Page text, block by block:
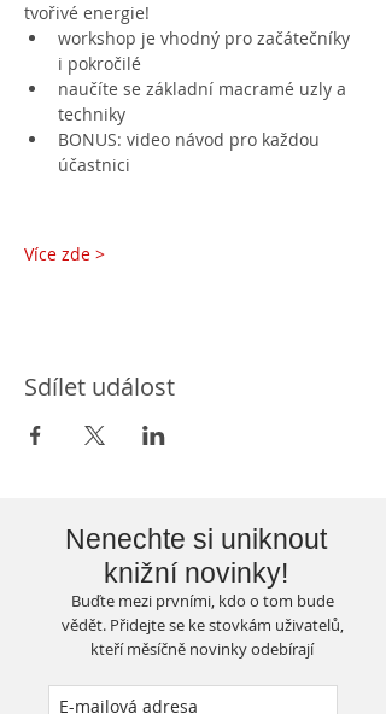
tvořivé energie!
workshop je vhodný pro začátečníky
i pokročilé
naučíte se základní macramé uzly a
techniky
BONUS: video návod pro každou
účastnici
Více zde >
Sdílet událost
Nenechte si uniknout
knižní novinky!
Buďte mezi prvními, kdo o tom bude
vědět. Přidejte se ke stovkám uživatelů,
kteří měsíčně novinky odebírají